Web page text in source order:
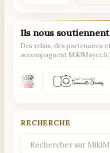
Ils nous soutiennent
Des relais, des partenaires
accompagnent MiklMayer.fr.
RECHERCHE
Rechercher